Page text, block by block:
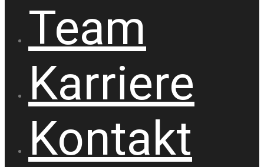
Team
Karriere
Kontakt